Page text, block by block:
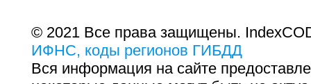
© 2021 Все права защищены.
ИФНС, коды регионов ГИБДД
Вся информация на сайте